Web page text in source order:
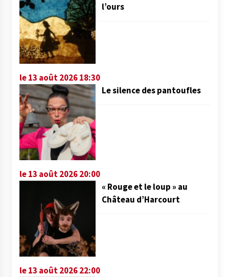
l’ours
le 13 août 2026 18:30
Le silence des pantoufles
le 13 août 2026 20:00
« Rouge et le loup » au
Château d’Harcourt
le 13 août 2026 22:00